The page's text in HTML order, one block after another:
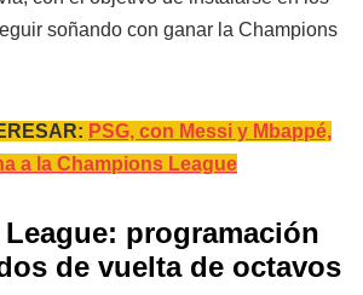
soñando con ganar la Champions
PSG, con Messi y Mbappé,
a la Champions League
programación
de vuelta de octavos